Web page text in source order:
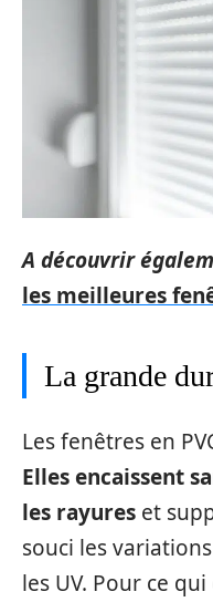
A découvrir
les meilleures
La grande
Les fenêtres en
Elles encaissent
les rayures et
souci les
les UV. Pour ce